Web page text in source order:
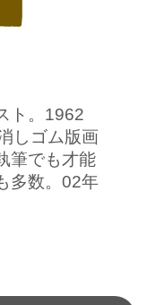
ト。1962
しゴム版画
筆でも才能
多数。02年